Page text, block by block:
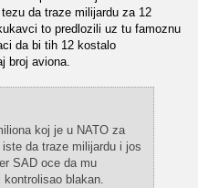
da traze milijardu za 12
to predlozili uz tu famoznu
da bi tih 12 kostalo
broj aviona.
koj je u NATO za
da traze milijardu i jos
SAD oce da mu
kontrolisao blakan.